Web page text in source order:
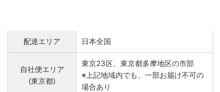
配達エリア 日本全国
自社便エリア
(東京都)
東京23区、東京都多摩地区の市部
※上記地域内でも、一部お届け不可の
場合あり